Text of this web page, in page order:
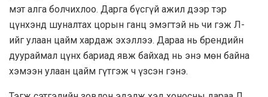
мэт алга болчихлоо. Дарга бүсгүй ажил дээр тэр
цүнхэнд шуналтах цорын ганц эмэгтэй нь чи гэж Л-
ийг улаан цайм хардаж эхэллээ. Дараа нь брендийн
дуураймал цүнх бариад явж байхад нь энэ мөн байна
хэмээн улаан цайм гүтгэж ч үзсэн гэнэ.